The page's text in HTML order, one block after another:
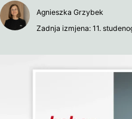
Agnieszka Grzybek
Zadnja izmjena: 11.